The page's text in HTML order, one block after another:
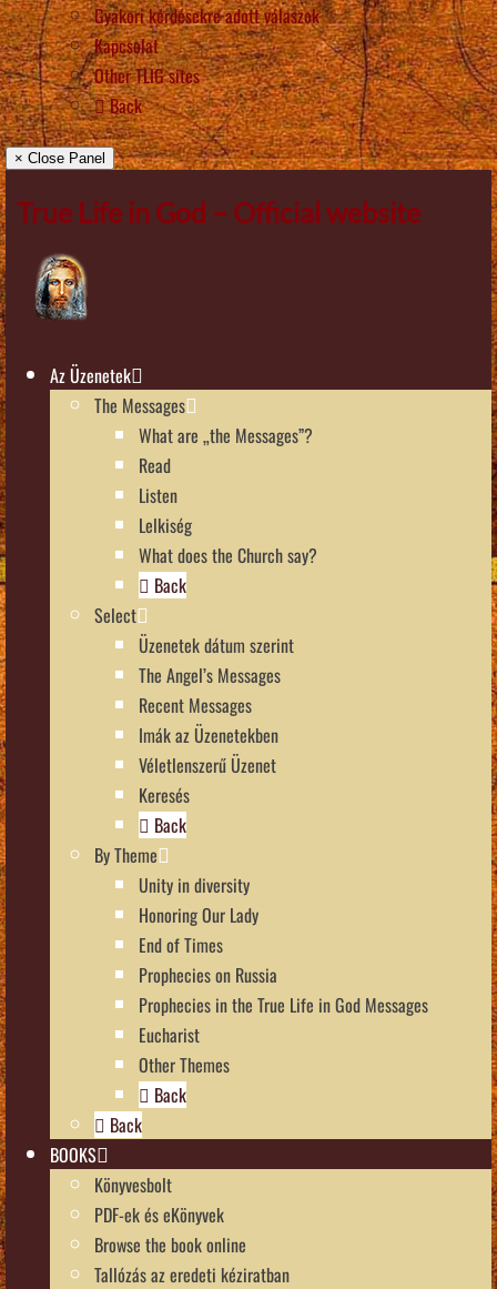
Gyakori kérdésekre adott válaszok
Kapcsolat
Other TLIG sites
Back
× Close Panel
True Life in God – Official website
Az Üzenetek
The Messages
What are „the Messages”?
Read
Listen
Lelkiség
What does the Church say?
Back
Select
Üzenetek dátum szerint
The Angel’s Messages
Recent Messages
Imák az Üzenetekben
Véletlenszerű Üzenet
Keresés
Back
By Theme
Unity in diversity
Honoring Our Lady
End of Times
Prophecies on Russia
Prophecies in the True Life in God Messages
Eucharist
Other Themes
Back
Back
BOOKS
Könyvesbolt
PDF-ek és eKönyvek
Browse the book online
Tallózás az eredeti kéziratban